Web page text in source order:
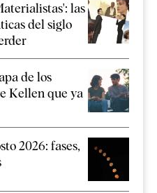
las
del siglo
de los
Kellen que ya
2026: fases,